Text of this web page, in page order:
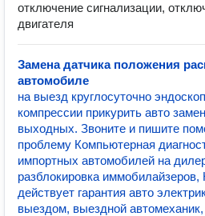
отключение сигнализации,
двигателя
Замена датчика положения
автомобиле
на выезд круглосуточно
компрессии прикурить авто
выходных. Звоните и пишите
проблему Компьютерная
импортных автомобилей на
разблокировка
действует гарантия авто
выездом, выездной